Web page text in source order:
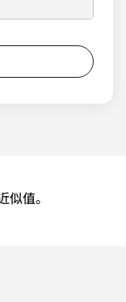
值。